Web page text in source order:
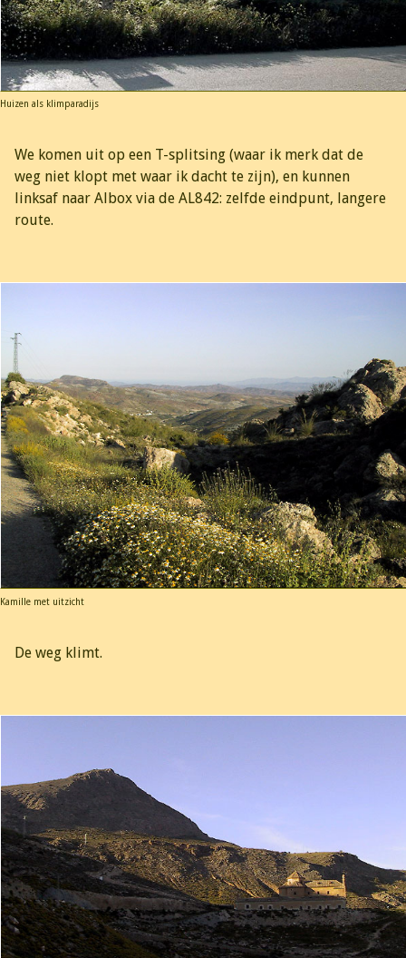
Huizen als klimparadijs
We komen uit op een T-splitsing (waar ik merk dat de
weg niet klopt met waar ik dacht te zijn), en kunnen
linksaf naar Albox via de AL842: zelfde eindpunt, langere
route.
Kamille met uitzicht
De weg klimt.